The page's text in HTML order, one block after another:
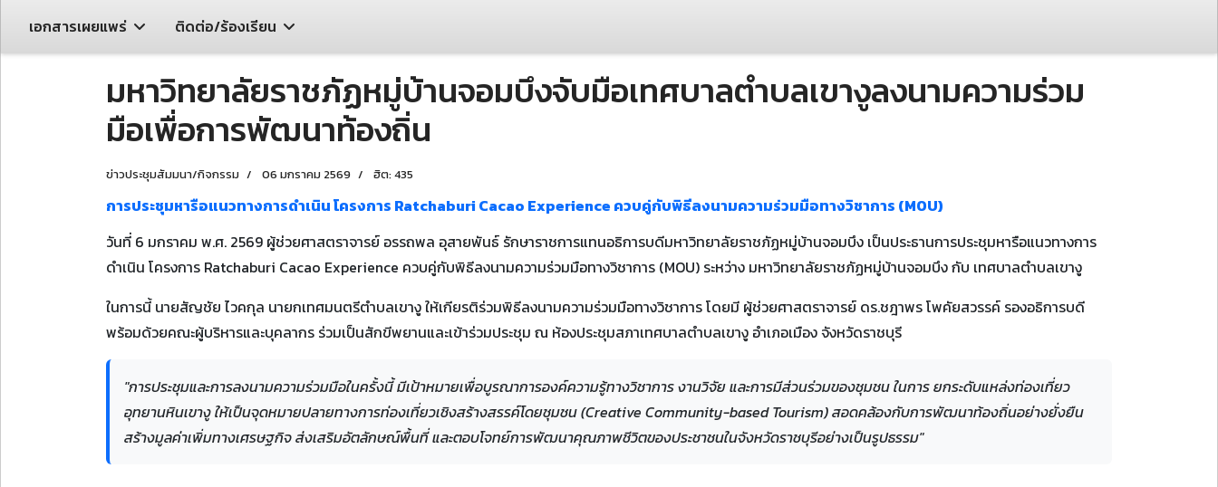
เอกสารเผยแพร่ ติดต่อ/ร้องเรียน
มหาวิทยาลัยราชภัฏหมู่บ้านจอมบึงจับมือเทศบาลตำบลเขางูลงนามความร่วม
มือเพื่อการพัฒนาท้องถิ่น
ข่าวประชุมสัมมนา/กิจกรรม 06 มกราคม 2569 ฮิต: 435
การประชุมหารือแนวทางการดำเนิน โครงการ Ratchaburi Cacao Experience ควบคู่กับพิธีลงนามความร่วมมือทางวิชาการ (MOU)
วันที่ 6 มกราคม พ.ศ. 2569 ผู้ช่วยศาสตราจารย์ อรรถพล อุสายพันธ์ รักษาราชการแทนอธิการบดีมหาวิทยาลัยราชภัฏหมู่บ้านจอมบึง เป็นประธานการประชุมหารือแนวทางการ
ดำเนิน โครงการ Ratchaburi Cacao Experience ควบคู่กับพิธีลงนามความร่วมมือทางวิชาการ (MOU) ระหว่าง มหาวิทยาลัยราชภัฏหมู่บ้านจอมบึง กับ เทศบาลตำบลเขางู
ในการนี้ นายสัญชัย ไวคกุล นายกเทศมนตรีตำบลเขางู ให้เกียรติร่วมพิธีลงนามความร่วมมือทางวิชาการ โดยมี ผู้ช่วยศาสตราจารย์ ดร.ชฎาพร โพคัยสวรรค์ รองอธิการบดี
พร้อมด้วยคณะผู้บริหารและบุคลากร ร่วมเป็นสักขีพยานและเข้าร่วมประชุม ณ ห้องประชุมสภาเทศบาลตำบลเขางู อำเภอเมือง จังหวัดราชบุรี
"การประชุมและการลงนามความร่วมมือในครั้งนี้ มีเป้าหมายเพื่อบูรณาการองค์ความรู้ทางวิชาการ งานวิจัย และการมีส่วนร่วมของชุมชน ในการ ยกระดับแหล่งท่องเที่ยว
อุทยานหินเขางู ให้เป็นจุดหมายปลายทางการท่องเที่ยวเชิงสร้างสรรค์โดยชุมชน (Creative Community-based Tourism) สอดคล้องกับการพัฒนาท้องถิ่นอย่างยั่งยืน
สร้างมูลค่าเพิ่มทางเศรษฐกิจ ส่งเสริมอัตลักษณ์พื้นที่ และตอบโจทย์การพัฒนาคุณภาพชีวิตของประชาชนในจังหวัดราชบุรีอย่างเป็นรูปธรรม"